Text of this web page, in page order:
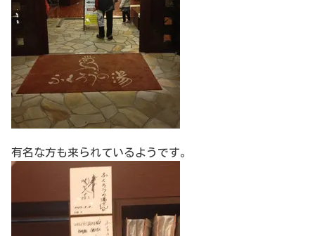
有名な方も来られているようです。